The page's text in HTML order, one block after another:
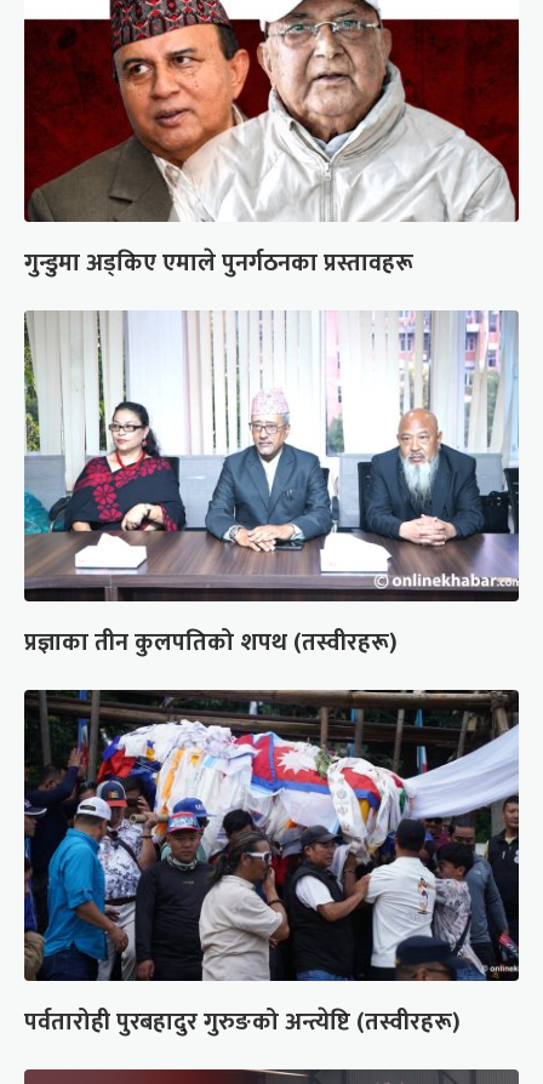
गुन्डुमा अड्किए एमाले पुनर्गठनका प्रस्तावहरू
प्रज्ञाका तीन कुलपतिको शपथ (तस्वीरहरू)
पर्वतारोही पुरबहादुर गुरुङको अन्त्येष्टि (तस्वीरहरू)